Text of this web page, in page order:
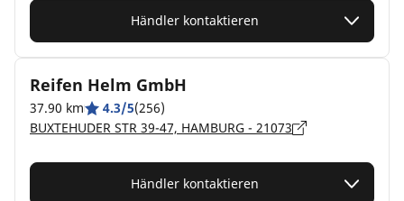
Händler kontaktieren
Reifen Helm GmbH
37.90 km 4.3/5(256)
BUXTEHUDER STR 39-47, HAMBURG - 21073
Händler kontaktieren